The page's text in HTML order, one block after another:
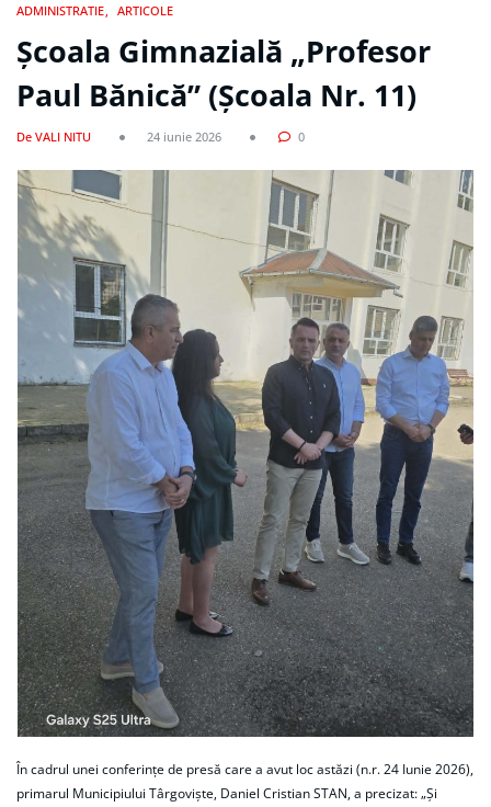
ADMINISTRATIE ARTICOLE
Școala Gimnazială „Profesor
Paul Bănică” (Școala Nr. 11)
De VALI NITU 24 iunie 2026 0
În cadrul unei conferințe de presă care a avut loc astăzi (n.r. 24 Iunie 2026),
primarul Municipiului Târgoviște, Daniel Cristian STAN, a precizat: „Și